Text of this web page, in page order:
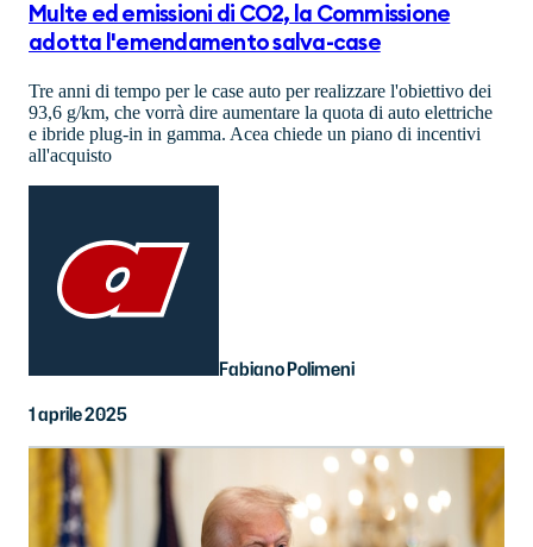
Multe ed emissioni di CO2, la Commissione
adotta l'emendamento salva-case
Tre anni di tempo per le case auto per realizzare l'obiettivo dei
93,6 g/km, che vorrà dire aumentare la quota di auto elettriche
e ibride plug-in in gamma. Acea chiede un piano di incentivi
all'acquisto
Fabiano Polimeni
1 aprile 2025